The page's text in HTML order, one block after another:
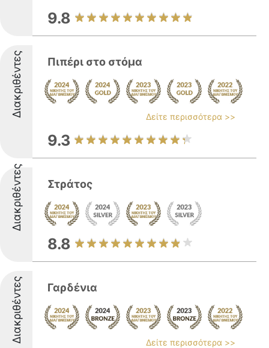
9.8
Διακριθέντες Πιπέρι στο στόμα
Δείτε περισσότερα >>
9.3
Διακριθέντες Στράτος
8.8
Διακριθέντες Γαρδένια
Δείτε περισσότερα >>